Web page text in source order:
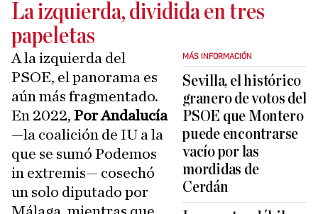
La izquierda, dividida en tres
papeletas
MÁS INFORMACIÓN
Sevilla, el histórico
granero de votos del
PSOE que Montero
puede encontrarse
vacío por las
mordidas de
Cerdán
A la izquierda del
PSOE, el panorama es
aún más fragmentado.
En 2022, Por Andalucía
—la coalición de IU a la
que se sumó Podemos
in extremis— cosechó
un solo diputado por